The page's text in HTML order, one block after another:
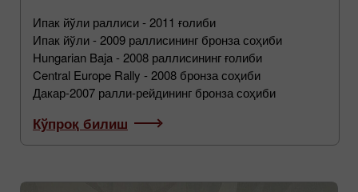
Ипак йўли раллиси - 2011 ғолиби
Ипак йўли - 2009 раллисининг бронза соҳиби
Hungarian Baja - 2008 раллисининг ғолиби
Central Europe Rally - 2008 бронза соҳиби
Дакар-2007 ралли-рейдининг бронза соҳиби
Кўпроқ билиш